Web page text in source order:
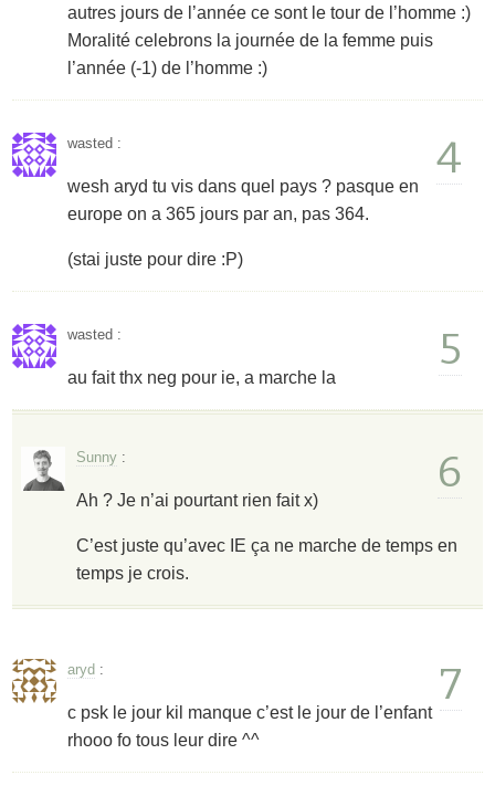
autres jours de l’année ce sont le tour de l’homme :)
Moralité celebrons la journée de la femme puis
l’année (-1) de l’homme :)
4
wasted :
wesh aryd tu vis dans quel pays ? pasque en
europe on a 365 jours par an, pas 364.
(stai juste pour dire :P)
5
wasted :
au fait thx neg pour ie, a marche la
6
Sunny :
Ah ? Je n’ai pourtant rien fait x)
C’est juste qu’avec IE ça ne marche de temps en
temps je crois.
7
aryd :
c psk le jour kil manque c’est le jour de l’enfant
rhooo fo tous leur dire ^^